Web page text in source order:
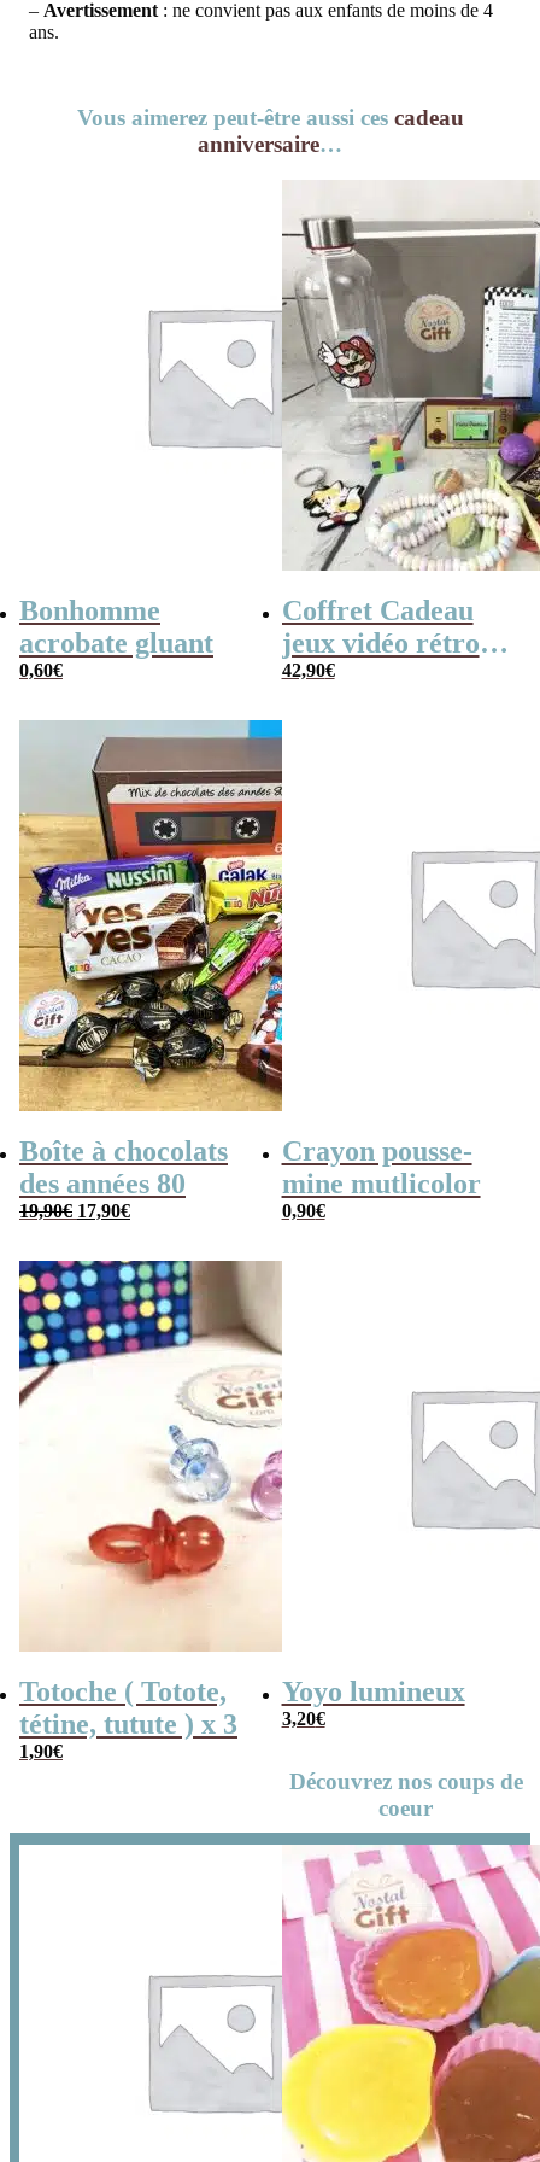
– Avertissement : ne convient pas aux enfants de moins de 4
ans.
Vous aimerez peut-être aussi ces cadeau
anniversaire…
Bonhomme
acrobate gluant
0,60€
Coffret Cadeau
jeux vidéo rétro
(avec sa console de
42,90€
Boîte à chocolats
des années 80
19,90€ Le
était :
19,90€.
17,90€Le
est :
17,90€.
Crayon pousse-
mine mutlicolor
0,90€
Totoche ( Totote,
tétine, tutute ) x 3
1,90€
Yoyo lumineux
3,20€
Découvrez nos coups de
coeur